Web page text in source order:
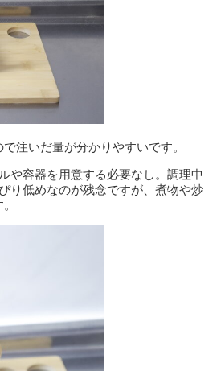
注いだ量が分かりやすいです。
や容器を用意する必要なし。調理中
り低めなのが残念ですが、煮物や炒